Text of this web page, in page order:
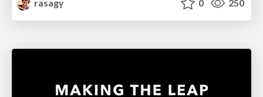
rasagy
0 250